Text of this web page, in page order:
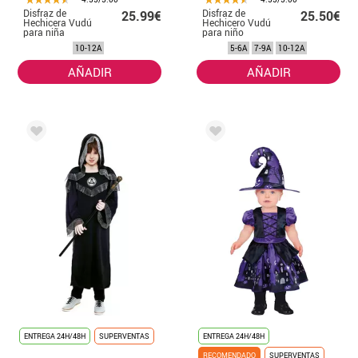
Disfraz de
Hechicera Vudú
para niña
25.99€
10-12A
AÑADIR
Disfraz de
Hechicero Vudú
para niño
25.50€
5-6A 7-9A 10-12A
AÑADIR
ENTREGA 24H/48H SUPERVENTAS
ENTREGA 24H/48H
RECOMENDADO
SUPERVENTAS